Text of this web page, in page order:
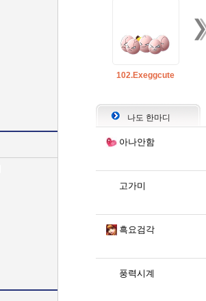
102.Exeggcute
나도 한마디
아나안함
고가미
흑요검각
풍력시계